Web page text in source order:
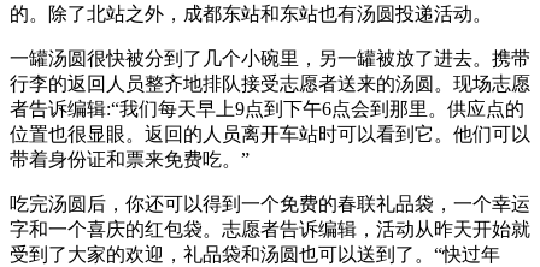
的。除了北站之外，成都东站和东站也有汤圆投递活动。
一罐汤圆很快被分到了几个小碗里，另一罐被放了进去。携带
行李的返回人员整齐地排队接受志愿者送来的汤圆。现场志愿
者告诉编辑:“我们每天早上9点到下午6点会到那里。供应点的
位置也很显眼。返回的人员离开车站时可以看到它。他们可以
带着身份证和票来免费吃。”
吃完汤圆后，你还可以得到一个免费的春联礼品袋，一个幸运
字和一个喜庆的红包袋。志愿者告诉编辑，活动从昨天开始就
受到了大家的欢迎，礼品袋和汤圆也可以送到了。“快过年